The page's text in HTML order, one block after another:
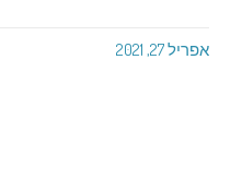
אפריל 27, 2021